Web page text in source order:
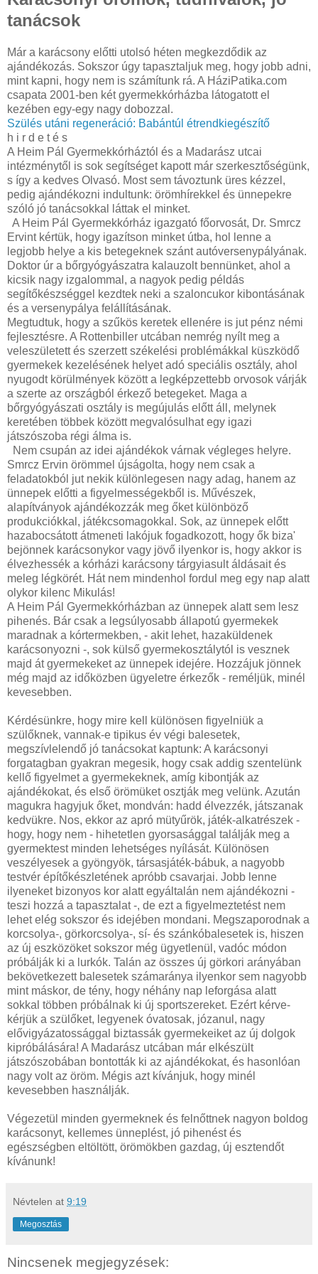
tanácsok
Már a karácsony előtti utolsó héten megkezdődik az
ajándékozás. Sokszor úgy tapasztaljuk meg, hogy jobb adni,
mint kapni, hogy nem is számítunk rá. A HáziPatika.com
csapata 2001-ben két gyermekkórházba látogatott el
kezében egy-egy nagy dobozzal.
Szülés utáni regeneráció: Babántúl étrendkiegészítő
h i r d e t é s
A Heim Pál Gyermekkórháztól és a Madarász utcai
intézménytől is sok segítséget kapott már szerkesztőségünk,
s így a kedves Olvasó. Most sem távoztunk üres kézzel,
pedig ajándékozni indultunk: örömhírekkel és ünnepekre
szóló jó tanácsokkal láttak el minket.
A Heim Pál Gyermekkórház igazgató főorvosát, Dr. Smrcz
Ervint kértük, hogy igazítson minket útba, hol lenne a
legjobb helye a kis betegeknek szánt autóversenypályának.
Doktor úr a bőrgyógyászatra kalauzolt bennünket, ahol a
kicsik nagy izgalommal, a nagyok pedig példás
segítőkészséggel kezdtek neki a szaloncukor kibontásának
és a versenypálya felállításának.
Megtudtuk, hogy a szűkös keretek ellenére is jut pénz némi
fejlesztésre. A Rottenbiller utcában nemrég nyílt meg a
veleszületett és szerzett székelési problémákkal küszködő
gyermekek kezelésének helyet adó speciális osztály, ahol
nyugodt körülmények között a legképzettebb orvosok várják
a szerte az országból érkező betegeket. Maga a
bőrgyógyászati osztály is megújulás előtt áll, melynek
keretében többek között megvalósulhat egy igazi
játszószoba régi álma is.
Nem csupán az idei ajándékok várnak végleges helyre.
Smrcz Ervin örömmel újságolta, hogy nem csak a
feladatokból jut nekik különlegesen nagy adag, hanem az
ünnepek előtti a figyelmességekből is. Művészek,
alapítványok ajándékozzák meg őket különböző
produkciókkal, játékcsomagokkal. Sok, az ünnepek előtt
hazabocsátott átmeneti lakójuk fogadkozott, hogy ők biza'
bejönnek karácsonykor vagy jövő ilyenkor is, hogy akkor is
élvezhessék a kórházi karácsony tárgyiasult áldásait és
meleg légkörét. Hát nem mindenhol fordul meg egy nap alatt
olykor kilenc Mikulás!
A Heim Pál Gyermekkórházban az ünnepek alatt sem lesz
pihenés. Bár csak a legsúlyosabb állapotú gyermekek
maradnak a kórtermekben, - akit lehet, hazaküldenek
karácsonyozni -, sok külső gyermekosztálytól is vesznek
majd át gyermekeket az ünnepek idejére. Hozzájuk jönnek
még majd az időközben ügyeletre érkezők - reméljük, minél
kevesebben.
Kérdésünkre, hogy mire kell különösen figyelniük a
szülőknek, vannak-e tipikus év végi balesetek,
megszívlelendő jó tanácsokat kaptunk: A karácsonyi
forgatagban gyakran megesik, hogy csak addig szentelünk
kellő figyelmet a gyermekeknek, amíg kibontják az
ajándékokat, és első örömüket osztják meg velünk. Azután
magukra hagyjuk őket, mondván: hadd élvezzék, játszanak
kedvükre. Nos, ekkor az apró mütyűrök, játék-alkatrészek -
hogy, hogy nem - hihetetlen gyorsasággal találják meg a
gyermektest minden lehetséges nyílását. Különösen
veszélyesek a gyöngyök, társasjáték-bábuk, a nagyobb
testvér építőkészletének apróbb csavarjai. Jobb lenne
ilyeneket bizonyos kor alatt egyáltalán nem ajándékozni -
teszi hozzá a tapasztalat -, de ezt a figyelmeztetést nem
lehet elég sokszor és idejében mondani. Megszaporodnak a
korcsolya-, görkorcsolya-, sí- és szánkóbalesetek is, hiszen
az új eszközöket sokszor még ügyetlenül, vadóc módon
próbálják ki a lurkók. Talán az összes új görkori arányában
bekövetkezett balesetek számaránya ilyenkor sem nagyobb
mint máskor, de tény, hogy néhány nap leforgása alatt
sokkal többen próbálnak ki új sportszereket. Ezért kérve-
kérjük a szülőket, legyenek óvatosak, józanul, nagy
elővigyázatossággal biztassák gyermekeiket az új dolgok
kipróbálására! A Madarász utcában már elkészült
játszószobában bontották ki az ajándékokat, és hasonlóan
nagy volt az öröm. Mégis azt kívánjuk, hogy minél
kevesebben használják.
Végezetül minden gyermeknek és felnőttnek nagyon boldog
karácsonyt, kellemes ünneplést, jó pihenést és
egészségben eltöltött, örömökben gazdag, új esztendőt
kívánunk!
Névtelen at 9:19
Megosztás
Nincsenek megjegyzések: